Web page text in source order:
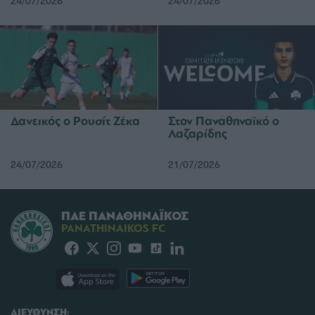
Δανεικός ο Ρουσίτ Ζέκα
24/07/2026
Στον Παναθηναϊκό ο
Λαζαρίδης
21/07/2026
ΔΙΕΥΘΥΝΣΗ:
ΠΑΕ ΠΑΝΑΘΗΝΑΪΚΟΣ
PANATHINAIKOS FC